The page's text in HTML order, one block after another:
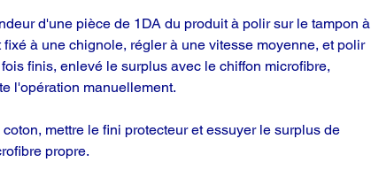
d'une pièce de 1DA du produit à polir sur le tampon à
à une chignole, régler à une vitesse moyenne, et polir
finis, enlevé le surplus avec le chiffon microfibre,
l'opération manuellement.
mettre le fini protecteur et essuyer le surplus de
propre.